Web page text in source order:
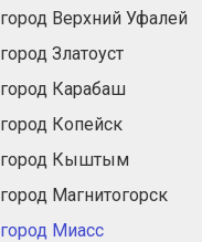
город Верхний Уфалей
город Златоуст
город Карабаш
город Копейск
город Кыштым
город Магнитогорск
город Миасс